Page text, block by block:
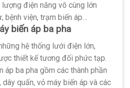
điện năng vô cùng lớn
bệnh viện, trạm biến áp…
biến áp ba pha
hệ thống lưới điện lớn,
thiết kế tương đối phức tạp.
áp ba pha gồm các thành phần
quấn, vỏ máy biến áp và các